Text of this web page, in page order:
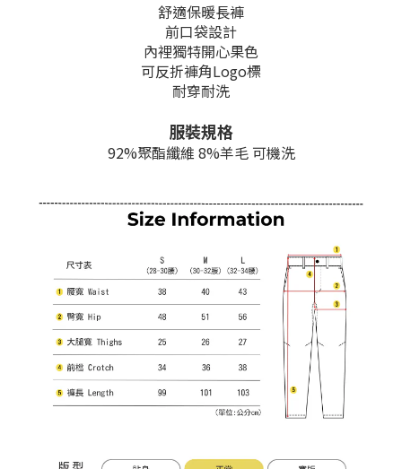
舒適保暖長褲
前口袋設計
內裡獨特開心果色
可反折褲角Logo標
耐穿耐洗
服裝規格
92%聚酯纖維 8%羊毛 可機洗